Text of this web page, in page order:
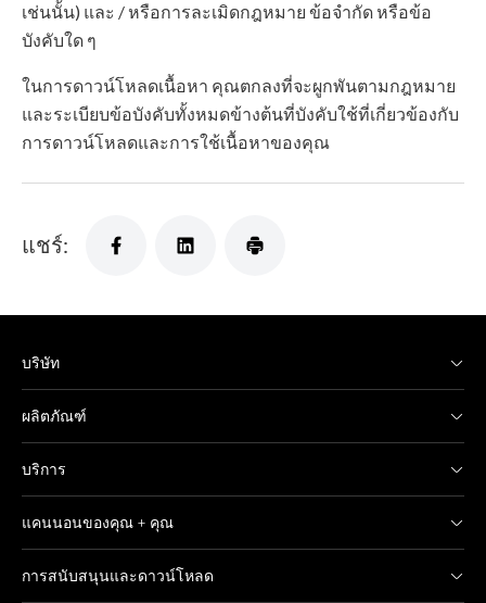
เช่นนั้น) และ / หรือการละเมิดกฎหมาย ข้อจำกัด หรือข้อ
บังคับใด ๆ
ในการดาวน์โหลดเนื้อหา คุณตกลงที่จะผูกพันตามกฎหมาย
และระเบียบข้อบังคับทั้งหมดข้างต้นที่บังคับใช้ที่เกี่ยวข้องกับ
การดาวน์โหลดและการใช้เนื้อหาของคุณ
แชร์:
บริษัท
ผลิตภัณฑ์
บริการ
แคนนอนของคุณ + คุณ
การสนับสนุนและดาวน์โหลด